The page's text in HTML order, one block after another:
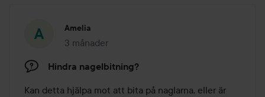
Amelia
3 månader
Inlägget skapades 3 månader
Hindra nagelbitning?
Kan detta hjälpa mot att bita på naglarna, eller är